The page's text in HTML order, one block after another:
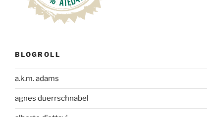
BLOGROLL
a.k.m. adams
agnes duerrschnabel